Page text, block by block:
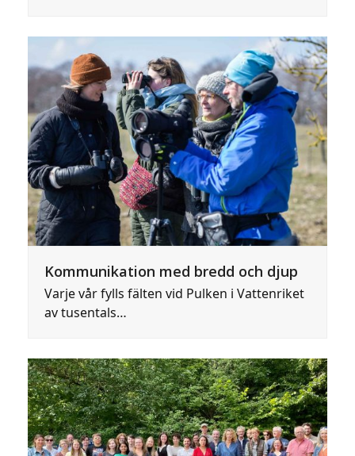
Kommunikation med bredd och djup
Varje vår fylls fälten vid Pulken i Vattenriket
av tusentals…